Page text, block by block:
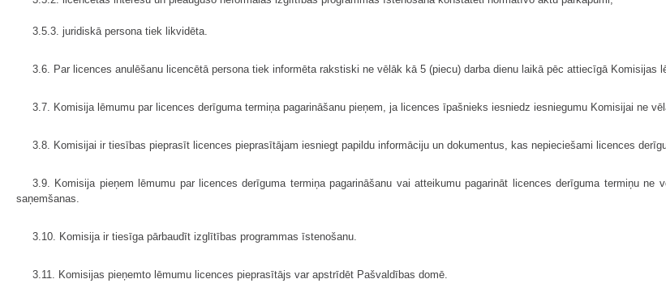
3.5.3. juridiskā persona tiek likvidēta.
3.6. Par licences anulēšanu licencētā persona tiek informēta rakstiski ne vēlāk kā 5 (piecu) darba dienu laikā pēc attiecīgā Komisijas
3.7. Komisija lēmumu par licences derīguma termiņa pagarināšanu pieņem, ja licences īpašnieks iesniedz iesniegumu Komisijai ne
3.8. Komisijai ir tiesības pieprasīt licences pieprasītājam iesniegt papildu informāciju un dokumentus, kas nepieciešami licences
3.9. Komisija pieņem lēmumu par licences derīguma termiņa pagarināšanu vai atteikumu pagarināt licences derīguma termiņu
saņemšanas.
3.10. Komisija ir tiesīga pārbaudīt izglītības programmas īstenošanu.
3.11. Komisijas pieņemto lēmumu licences pieprasītājs var apstrīdēt Pašvaldības domē.